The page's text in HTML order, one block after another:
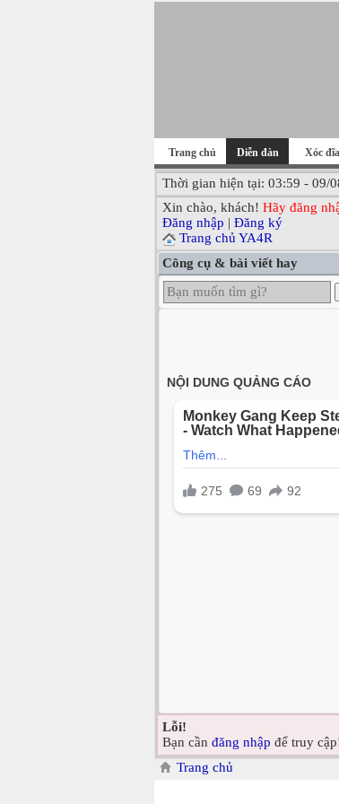
Trang chủ Diễn đàn Xóc đĩa
Thời gian hiện tại: 03:59 - 09/
Xin chào, khách! Hãy đăng
Đăng nhập | Đăng ký
Trang chủ YA4R
Công cụ & bài viết hay
Lỗi!
Bạn cần đăng nhập để truy
Trang chủ